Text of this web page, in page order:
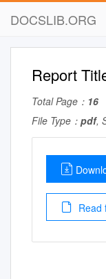
DOCSLIB.ORG
Report
Total Page： 16
File Type： pdf,
Read